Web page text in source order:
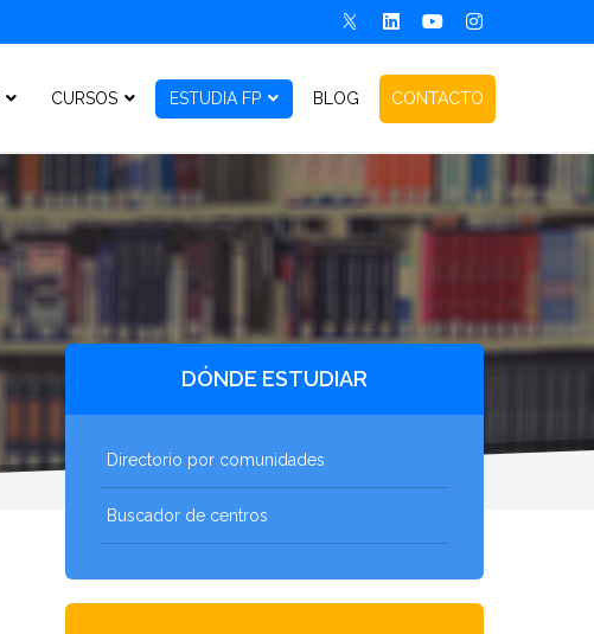
CURSOS ESTUDIA FP BLOG CONTACTO
DÓNDE ESTUDIAR
Directorio por comunidades
Buscador de centros